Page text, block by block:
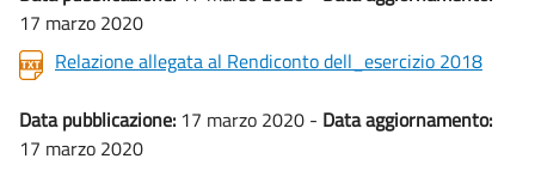
17 marzo 2020
Relazione allegata al Rendiconto dell_esercizio 2018
Data pubblicazione: 17 marzo 2020 - Data aggiornamento:
17 marzo 2020